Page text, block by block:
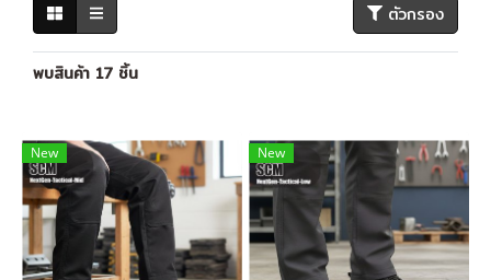
ตัวกรอง
พบสินค้า 17 ชิ้น
New New